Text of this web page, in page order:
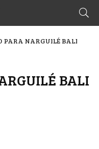
PARA NARGUILÉ BALI
BALI